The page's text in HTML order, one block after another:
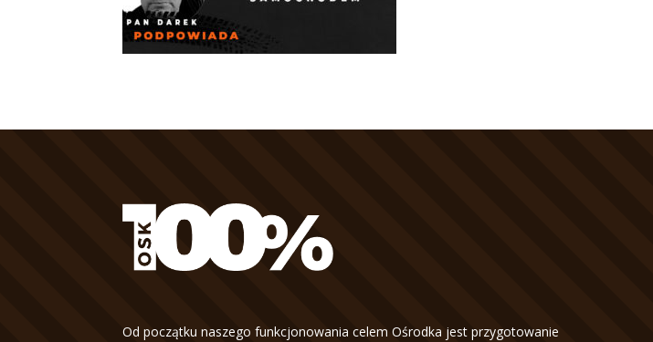
Od początku naszego funkcjonowania celem Ośrodka jest przygotowanie